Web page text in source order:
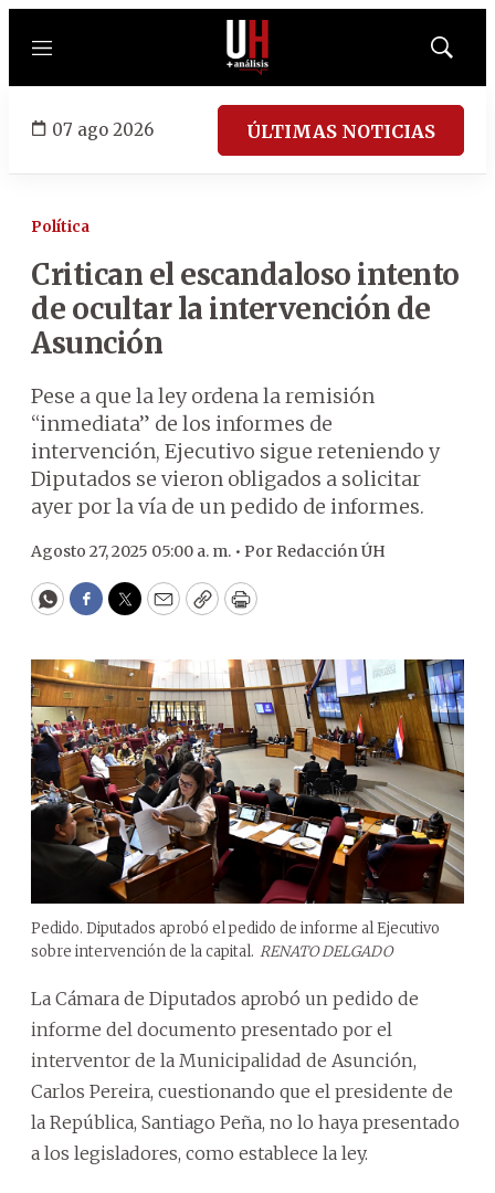
Menú
Mostrar
07 ago 2026 ÚLTIMAS NOTICIAS
Política
Critican el escandaloso intento
de ocultar la intervención de
Asunción
Pese a que la ley ordena la remisión
“inmediata” de los informes de
intervención, Ejecutivo sigue reteniendo y
Diputados se vieron obligados a solicitar
ayer por la vía de un pedido de informes.
Agosto 27, 2025 05:00 a. m. • Por Redacción ÚH
WhatsApp
Facebook
Twitter
EmailCopyPrint
Pedido. Diputados aprobó el pedido de informe al Ejecutivo
sobre intervención de la capital. RENATO DELGADO
La Cámara de Diputados aprobó un pedido de
informe del documento presentado por el
interventor de la Municipalidad de Asunción,
Carlos Pereira, cuestionando que el presidente de
la República, Santiago Peña, no lo haya presentado
a los legisladores, como establece la ley.